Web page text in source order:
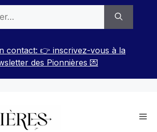
contact: 👉 inscrivez-vous à la
des Pionnières 💌